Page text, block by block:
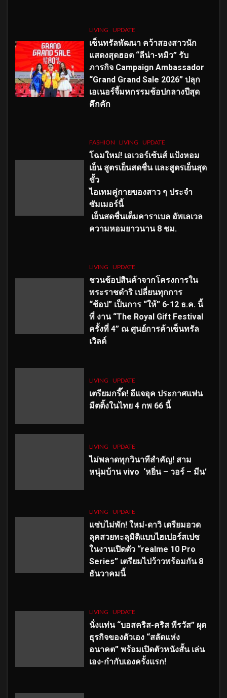
LIVING UPDATE
เซ็นทรัลพัฒนา คว้าสองสาวนัก
แสดงสุดฮอต “ลีน่า-หมิว” รับ
ภารกิจ Campaign Ambassador
“Grand Grand Sale 2026” ปลุก
เอเนอร์จี้มหกรรมช้อปกลางปีสุด
คึกคัก
FASHION LIVING UPDATE
โฉมใหม่! เอเวอร์เซ้นส์ แป้งหอม
เย็น สูตรเย็นสดชื่น และสูตรเย็นสุด
ขั้ว
ไอเทมคู่กายของสาว ๆ ประจำ
ซัมเมอร์นี้
เย็นสดชื่นเต็มคาราเบล อัพเลเวล
ความหอมยาวนาน 8 ชม.
LIVING UPDATE
ชวนช้อปสินค้าจากโครงการใน
พระราชดำริ เปลี่ยนทุกการ
“ช้อป” เป็นการ “ให้” 6-12 ธ.ค. นี้
ที่ งาน “The Royal Gift Festival
ครั้งที่ 4” ณ ศูนย์การค้าเซ็นทรัล
เวิลด์
LIVING UPDATE
เตรียมกรี๊ด! อีแจอุค ประกาศแฟน
มีตติ้งในไทย 4 กพ 66 นี้
LIVING UPDATE
ไม่พลาดทุกวินาทีสำคัญ! สาม
หนุ่มบ้าน vivo ‘หยิ่น – วอร์ – มีน’
LIVING UPDATE
แซ่บไม่พัก! ใหม่-ดาวิ เตรียมอวด
ลุคสวยทะลุมิติแบบไฮเปอร์สเปซ
ในงานเปิดตัว “realme 10 Pro
Series” เตรียมไปว้าวพร้อมกัน 8
ธันวาคมนี้
LIVING UPDATE
นั่งแท่น “บอสคริส-คริส พีรวัส” ผุด
ธุรกิจของตัวเอง “สลัดแห่ง
อนาคต” พร้อมเปิดตัวหนังสั้น เล่น
เอง-กำกับเองครั้งแรก!